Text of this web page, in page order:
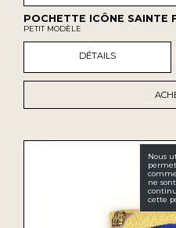
POCHETTE ICÔNE SAINTE
PETIT MODÈLE
DÉTAILS
Nous
ne
cette